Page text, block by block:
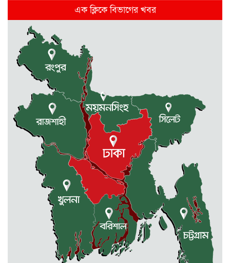
দিল্লিতে হাসিনার গণমাধ্যমে ভাষণ নিয়ে যা
বলছে ভারত
রাজধানীর তিন ক্যাম্পাসে ছাত্রদল-
ছাত্রশিবির দফায় দফায় সংঘর্ষ
সরকারের ফ্যামিলি কার্ড কার্যক্রম
বাস্তবায়নে ব্যয় ২০০০ কোটি টাকা
মোহনগঞ্জে কর্মস্থলেই অসুস্থ- রক্তবমির পর
প্রাণ গেল স্বাস্থ্য কর্মকর্তার
কুড়িগ্রামে বন্যাদুর্গতদের জন্য বরাদ্দকৃত
৩০ মেট্রিক টন চাল,একমুঠোও জোটেনি
ক্ষতিগ্রস্ত মানুষের ভাগ্যে
জুলাই ব্যবসা ও হাদি ব্যবসা চালু রাখতে
হবে: মাহমুদা মিতু
এক ক্লিকে বিভাগের খবর